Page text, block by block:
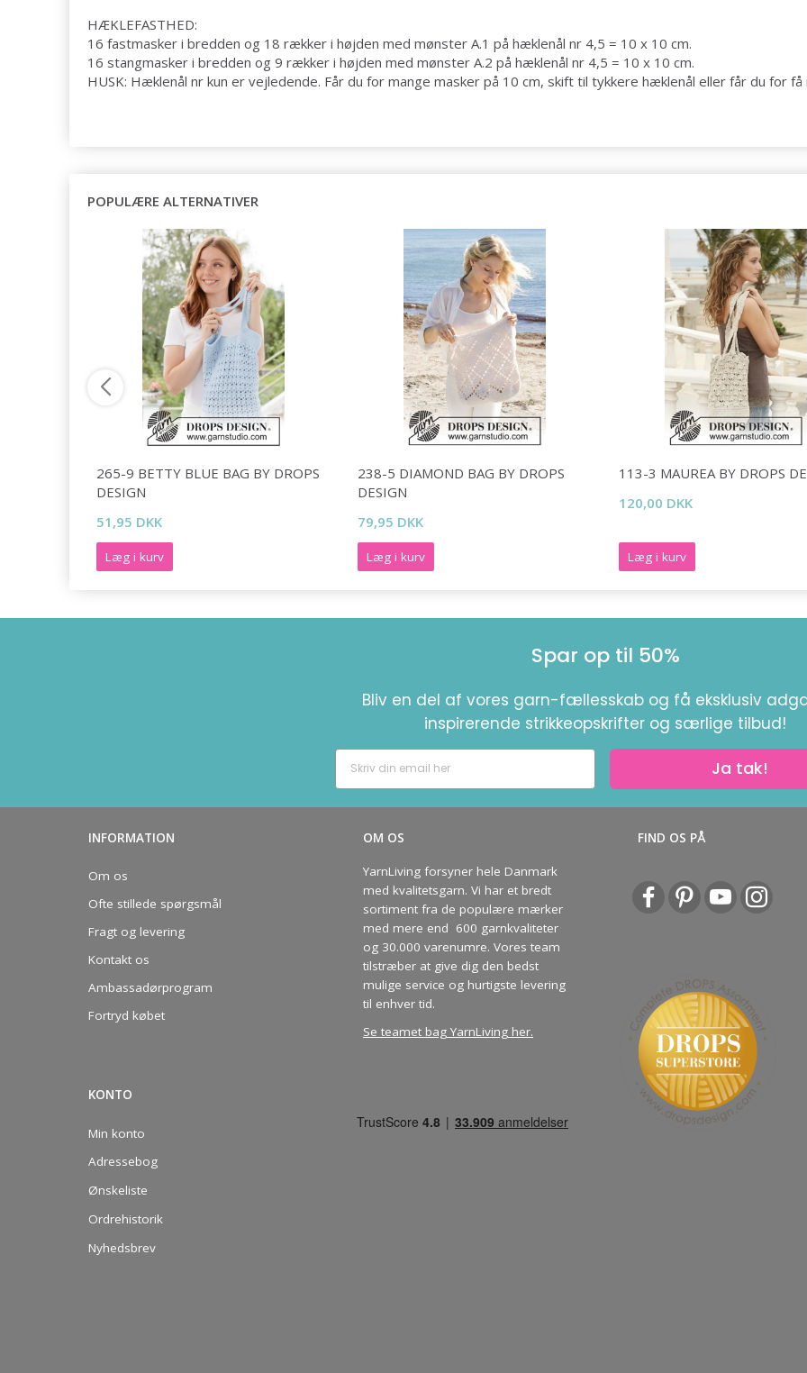
HÆKLEFASTHED:
16 fastmasker i bredden og 18 rækker i højden med mønster A.1 på hæklenål nr 4,5 = 10 x 10 cm.
16 stangmasker i bredden og 9 rækker i højden med mønster A.2 på hæklenål nr 4,5 = 10 x 10 cm.
HUSK: Hæklenål nr kun er vejledende. Får du for mange masker på 10 cm, skift til tykkere hæklenål eller får du for
POPULÆRE ALTERNATIVER
265-9 BETTY BLUE BAG BY DROPS
DESIGN
51,95 DKK
Læg i kurv
238-5 DIAMOND BAG BY DROPS
DESIGN
79,95 DKK
Læg i kurv
113-3 MAUREA BY DROPS
120,00 DKK
Læg i kurv
Spar op til 50%
Bliv en del af vores garn-fællesskab og få eksklusiv
inspirerende strikkeopskrifter og særlige tilbud!
Ja tak!
INFORMATION
Om os
Ofte stillede spørgsmål
Fragt og levering
Kontakt os
Ambassadørprogram
Fortryd købet
KONTO
Min konto
Adressebog
Ønskeliste
Ordrehistorik
Nyhedsbrev
OM OS
YarnLiving forsyner hele Danmark
med kvalitetsgarn. Vi har et bredt
sortiment fra de populære mærker
med mere end 600 garnkvaliteter
og 30.000 varenumre. Vores team
tilstræber at give dig den bedst
mulige service og hurtigste levering
til enhver tid.
Se teamet bag YarnLiving her.
FIND OS PÅ
strikkeopskrifter og særlige tilbud!